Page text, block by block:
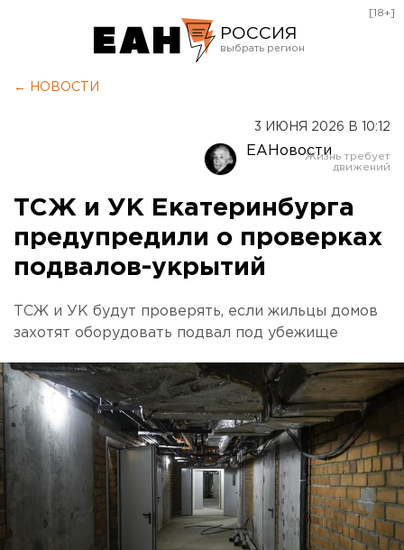
РОССИЯ
Оренбург
[18+]
← НОВОСТИ
3 ИЮНЯ 2026 В 10:12
ЕАНовости
ТСЖ и УК Екатеринбурга
предупредили о проверках
подвалов-укрытий
ТСЖ и УК будут проверять, если жильцы домов
захотят оборудовать подвал под убежище